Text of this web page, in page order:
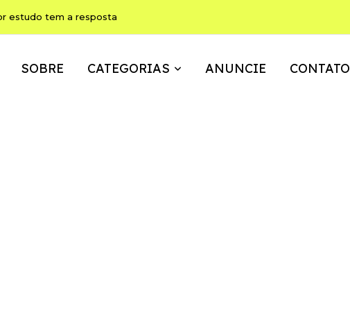
pode ser, ao mesmo tempo, memória, brincadeira e expressão
SOBRE CATEGORIAS ANUNCIE CONTATO